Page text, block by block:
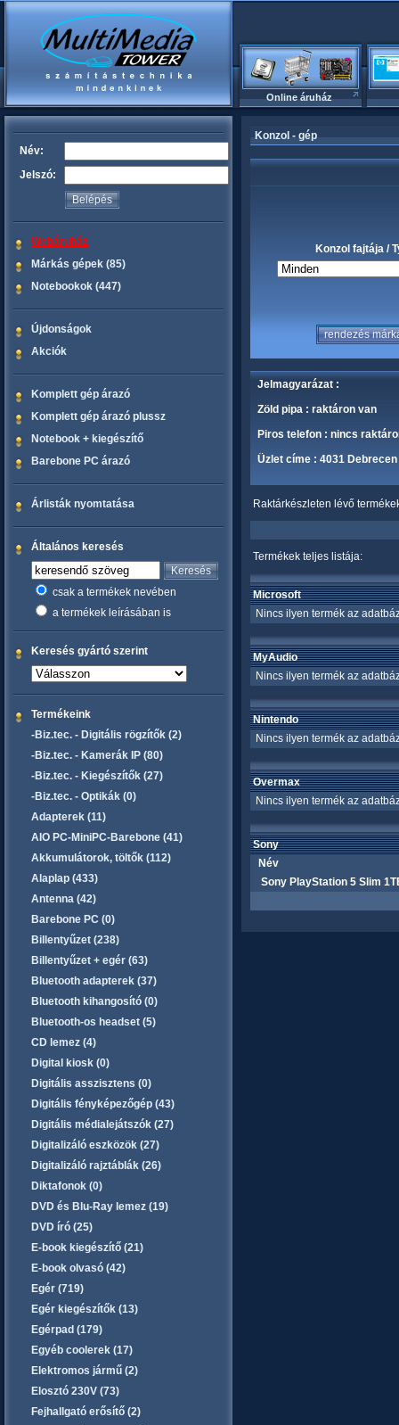
Online áruház
Név:
Jelszó:
Webáruház
Márkás gépek (85)
Notebookok (447)
Újdonságok
Akciók
Komplett gép árazó
Komplett gép árazó plussz
Notebook + kiegészítő
Barebone PC árazó
Árlisták nyomtatása
Általános keresés
csak a termékek nevében
a termékek leírásában is
Keresés gyártó szerint
Termékeink
-Biz.tec. - Digitális rögzítők (2)
-Biz.tec. - Kamerák IP (80)
-Biz.tec. - Kiegészítők (27)
-Biz.tec. - Optikák (0)
Adapterek (11)
AIO PC-MiniPC-Barebone (41)
Akkumulátorok, töltők (112)
Alaplap (433)
Antenna (42)
Barebone PC (0)
Billentyűzet (238)
Billentyűzet + egér (63)
Bluetooth adapterek (37)
Bluetooth kihangosító (0)
Bluetooth-os headset (5)
CD lemez (4)
Digital kiosk (0)
Digitális asszisztens (0)
Digitális fényképezőgép (43)
Digitális médialejátszók (27)
Digitalizáló eszközök (27)
Digitalizáló rajztáblák (26)
Diktafonok (0)
DVD és Blu-Ray lemez (19)
DVD író (25)
E-book kiegészítő (21)
E-book olvasó (42)
Egér (719)
Egér kiegészítők (13)
Egérpad (179)
Egyéb coolerek (17)
Elektromos jármű (2)
Elosztó 230V (73)
Fejhallgató erősítő (2)
Konzol - gép
Konzol fajtája /
Jelmagyarázat :
Zöld pipa : raktáron van
Piros telefon : nincs
Üzlet címe : 4031
Raktárkészleten lévő
Termékek teljes listája:
Microsoft
Nincs ilyen termék az
MyAudio
Nincs ilyen termék az
Nintendo
Nincs ilyen termék az
Overmax
Nincs ilyen termék az
Sony
Név
Sony PlayStation 5 Slim